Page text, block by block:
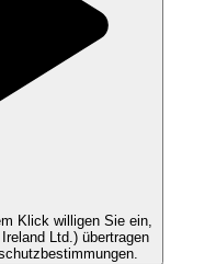
Klick willigen Sie ein,
Ltd.) übertragen